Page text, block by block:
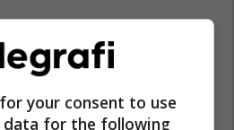
your consent to use
data for the following